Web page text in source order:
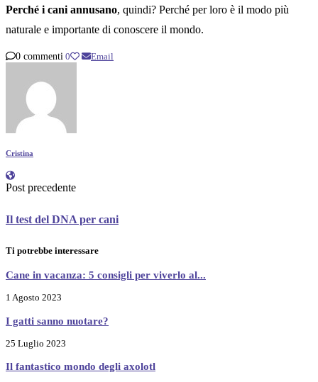
Perché i cani annusano, quindi? Perché per loro è il modo più
naturale e importante di conoscere il mondo.
0 commenti 0 Email
Cristina
Post precedente
Il test del DNA per cani
Ti potrebbe interessare
Cane in vacanza: 5 consigli per viverlo al...
1 Agosto 2023
I gatti sanno nuotare?
25 Luglio 2023
Il fantastico mondo degli axolotl